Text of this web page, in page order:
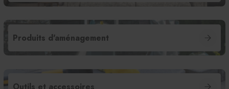
Produits d'aménagement